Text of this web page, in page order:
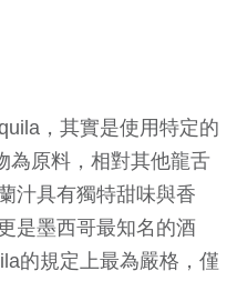
，其實是使用特定的
為原料，相對其他龍舌
汁具有獨特甜味與香
是墨西哥最知名的酒
的規定上最為嚴格，僅